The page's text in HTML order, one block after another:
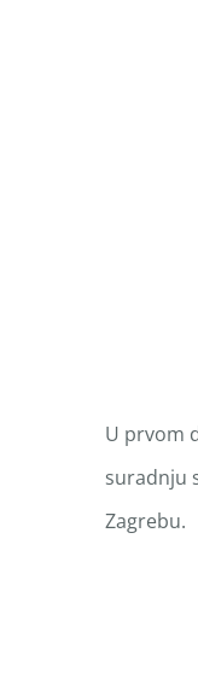
U prvom
suradnju
Zagrebu.